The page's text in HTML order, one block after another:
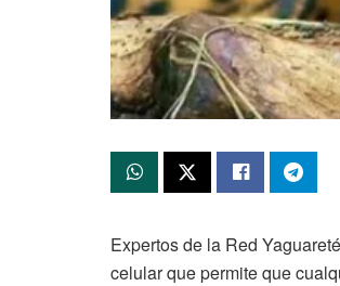
Expertos de la Red
celular que permite que